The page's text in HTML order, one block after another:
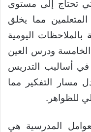
تحتاج إلى مستوى
مما يخلق
اليومية
ودرس العين
في أساليب التدريس
مسار التفكير مما
للظواهر.
المدرسية هي